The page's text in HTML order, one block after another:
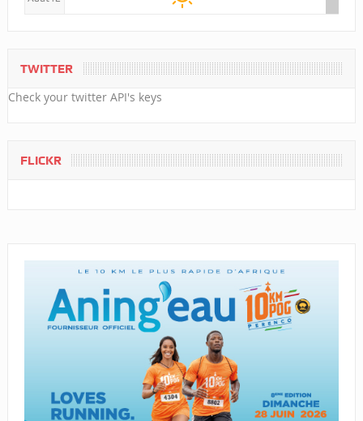
TWITTER
Check your twitter API's keys
FLICKR